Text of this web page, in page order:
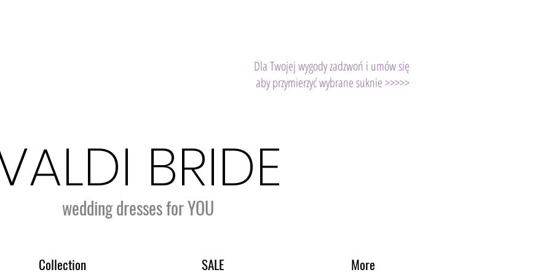
Dla Twojej wygody zadzwoń i umów się
aby przymierzyć wybrane suknie >>>>>
BRIDE
wedding dresses for YOU
Collection SALE More